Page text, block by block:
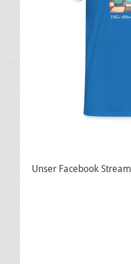
Unser Facebook Stream